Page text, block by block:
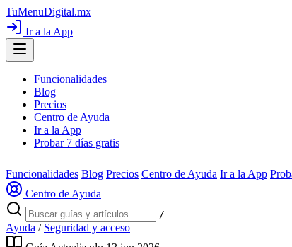
TuMenuDigital.mx
Ir a la App
Funcionalidades
Blog
Precios
Centro de Ayuda
Ir a la App
Probar 7 días gratis
Funcionalidades Blog Precios Centro de Ayuda Ir a la App
Centro de Ayuda
/
Ayuda / Seguridad y acceso